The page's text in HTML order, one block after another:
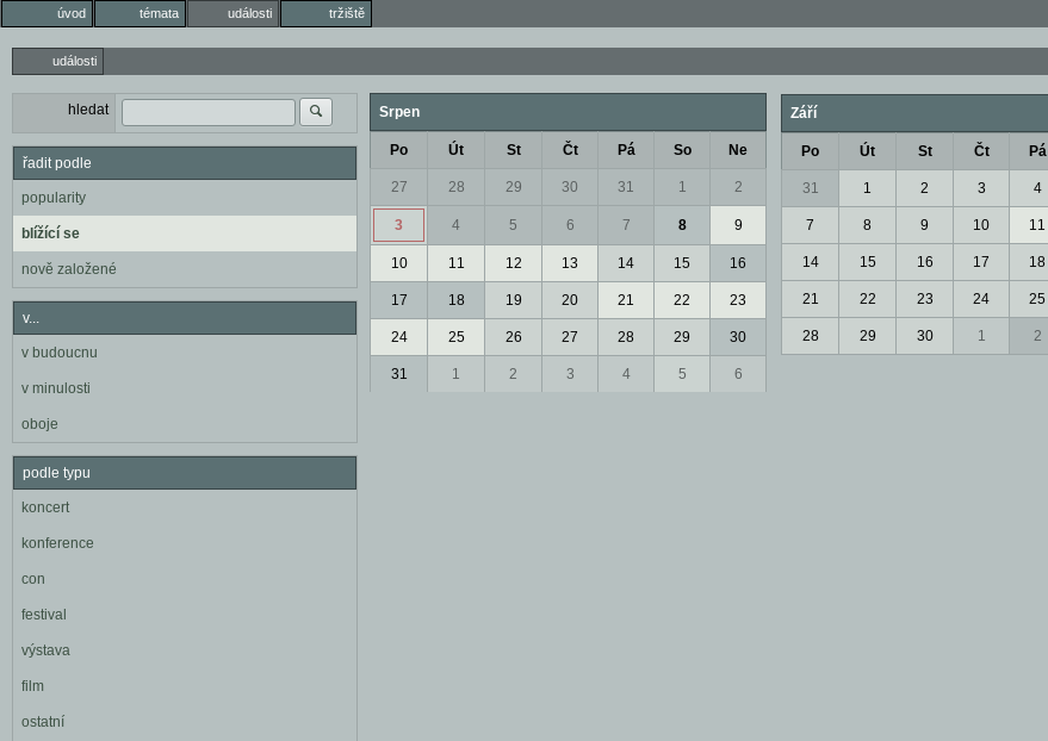
úvod témata události tržiště
události
hledat
řadit podle
popularity
blížící se
nově založené
v...
v budoucnu
v minulosti
oboje
podle typu
koncert
konference
con
festival
výstava
film
ostatní
Srpen
Po Út St Čt Pá So Ne
27 28 29 30 31 1 2
3 4 5 6 7 8 9
10 11 12 13 14 15 16
17 18 19 20 21 22 23
24 25 26 27 28 29 30
31 1 2 3 4 5 6
Září
Po Út St Čt Pá
31 1 2 3 4
7 8 9 10 11
14 15 16 17 18
21 22 23 24 25
28 29 30 1 2